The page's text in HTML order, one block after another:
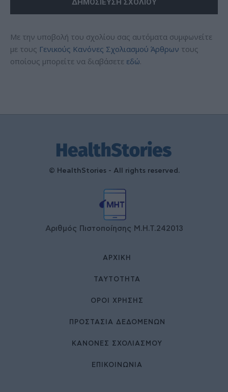
Με την υποβολή του σχολίου σας αυτόματα συμφωνείτε
με τους Γενικούς Κανόνες Σχολιασμού Άρθρων τους
οποίους μπορείτε να διαβάσετε εδώ.
© HealthStories - All rights reserved.
Αριθμός Πιστοποίησης Μ.Η.Τ.242013
ΑΡΧΙΚΉ
ΤΑΥΤΌΤΗΤΑ
ΌΡΟΙ ΧΡΉΣΗΣ
ΠΡΟΣΤΑΣΙΑ ΔΕΔΟΜΕΝΩΝ
ΚΑΝΟΝΕΣ ΣΧΟΛΙΑΣΜΟΥ
ΕΠΙΚΟΙΝΩΝΊΑ